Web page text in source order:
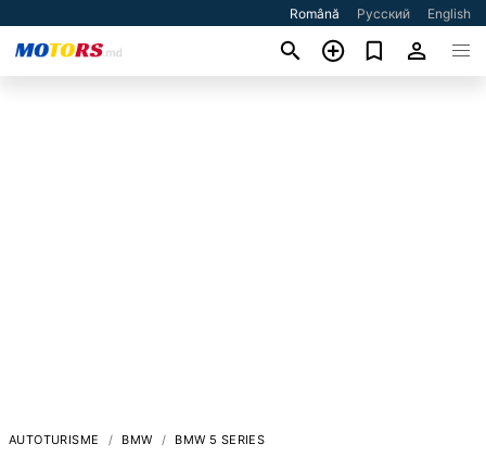
Română Русский English
AUTOTURISME BMW BMW 5 SERIES